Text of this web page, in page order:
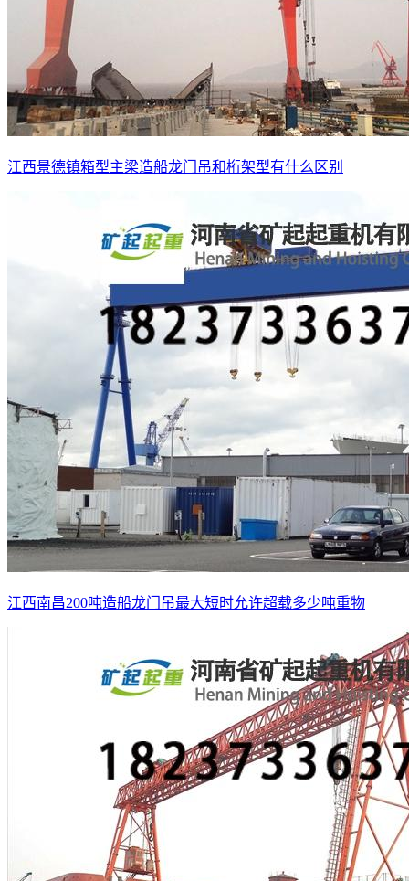
江西景德镇箱型主梁造船龙门吊和桁架型有什么区别
江西南昌200吨造船龙门吊最大短时允许超载多少吨重物